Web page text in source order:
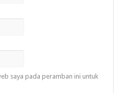
saya pada peramban ini untuk